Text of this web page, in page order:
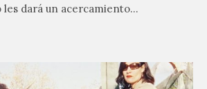
les dará un acercamiento…